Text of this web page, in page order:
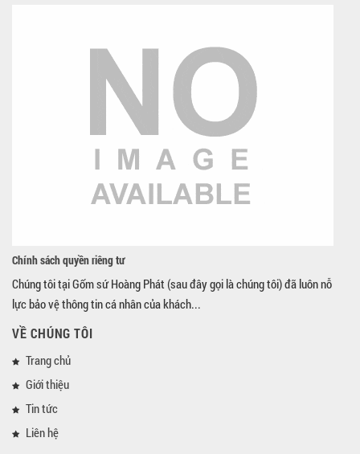
Chính sách quyền riêng tư
Chúng tôi tại Gốm sứ Hoàng Phát (sau đây gọi là chúng tôi) đã luôn nỗ
lực bảo vệ thông tin cá nhân của khách...
VỀ CHÚNG TÔI
Trang chủ
Giới thiệu
Tin tức
Liên hệ